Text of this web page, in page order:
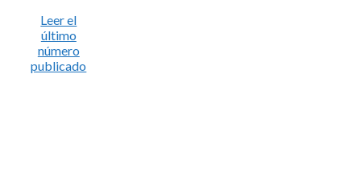
Leer el
último
número
publicado